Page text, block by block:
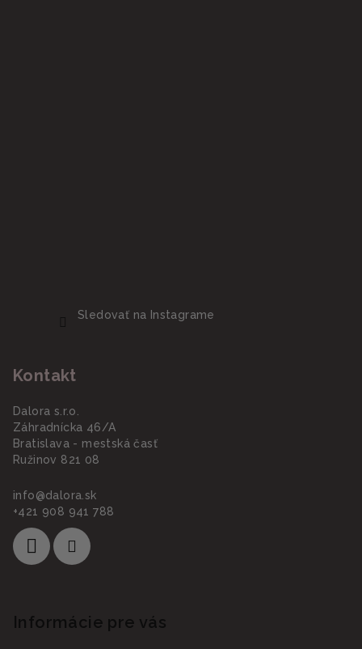
Sledovať na Instagrame
Kontakt
Dalora s.r.o.
Záhradnícka 46/A
Bratislava - mestská časť
Ružinov 821 08
info@dalora.sk
+421 908 941 788
Informácie pre vás